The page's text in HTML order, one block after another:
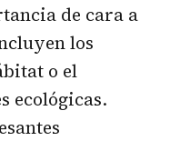
de cara a
los
o el
ecológicas.